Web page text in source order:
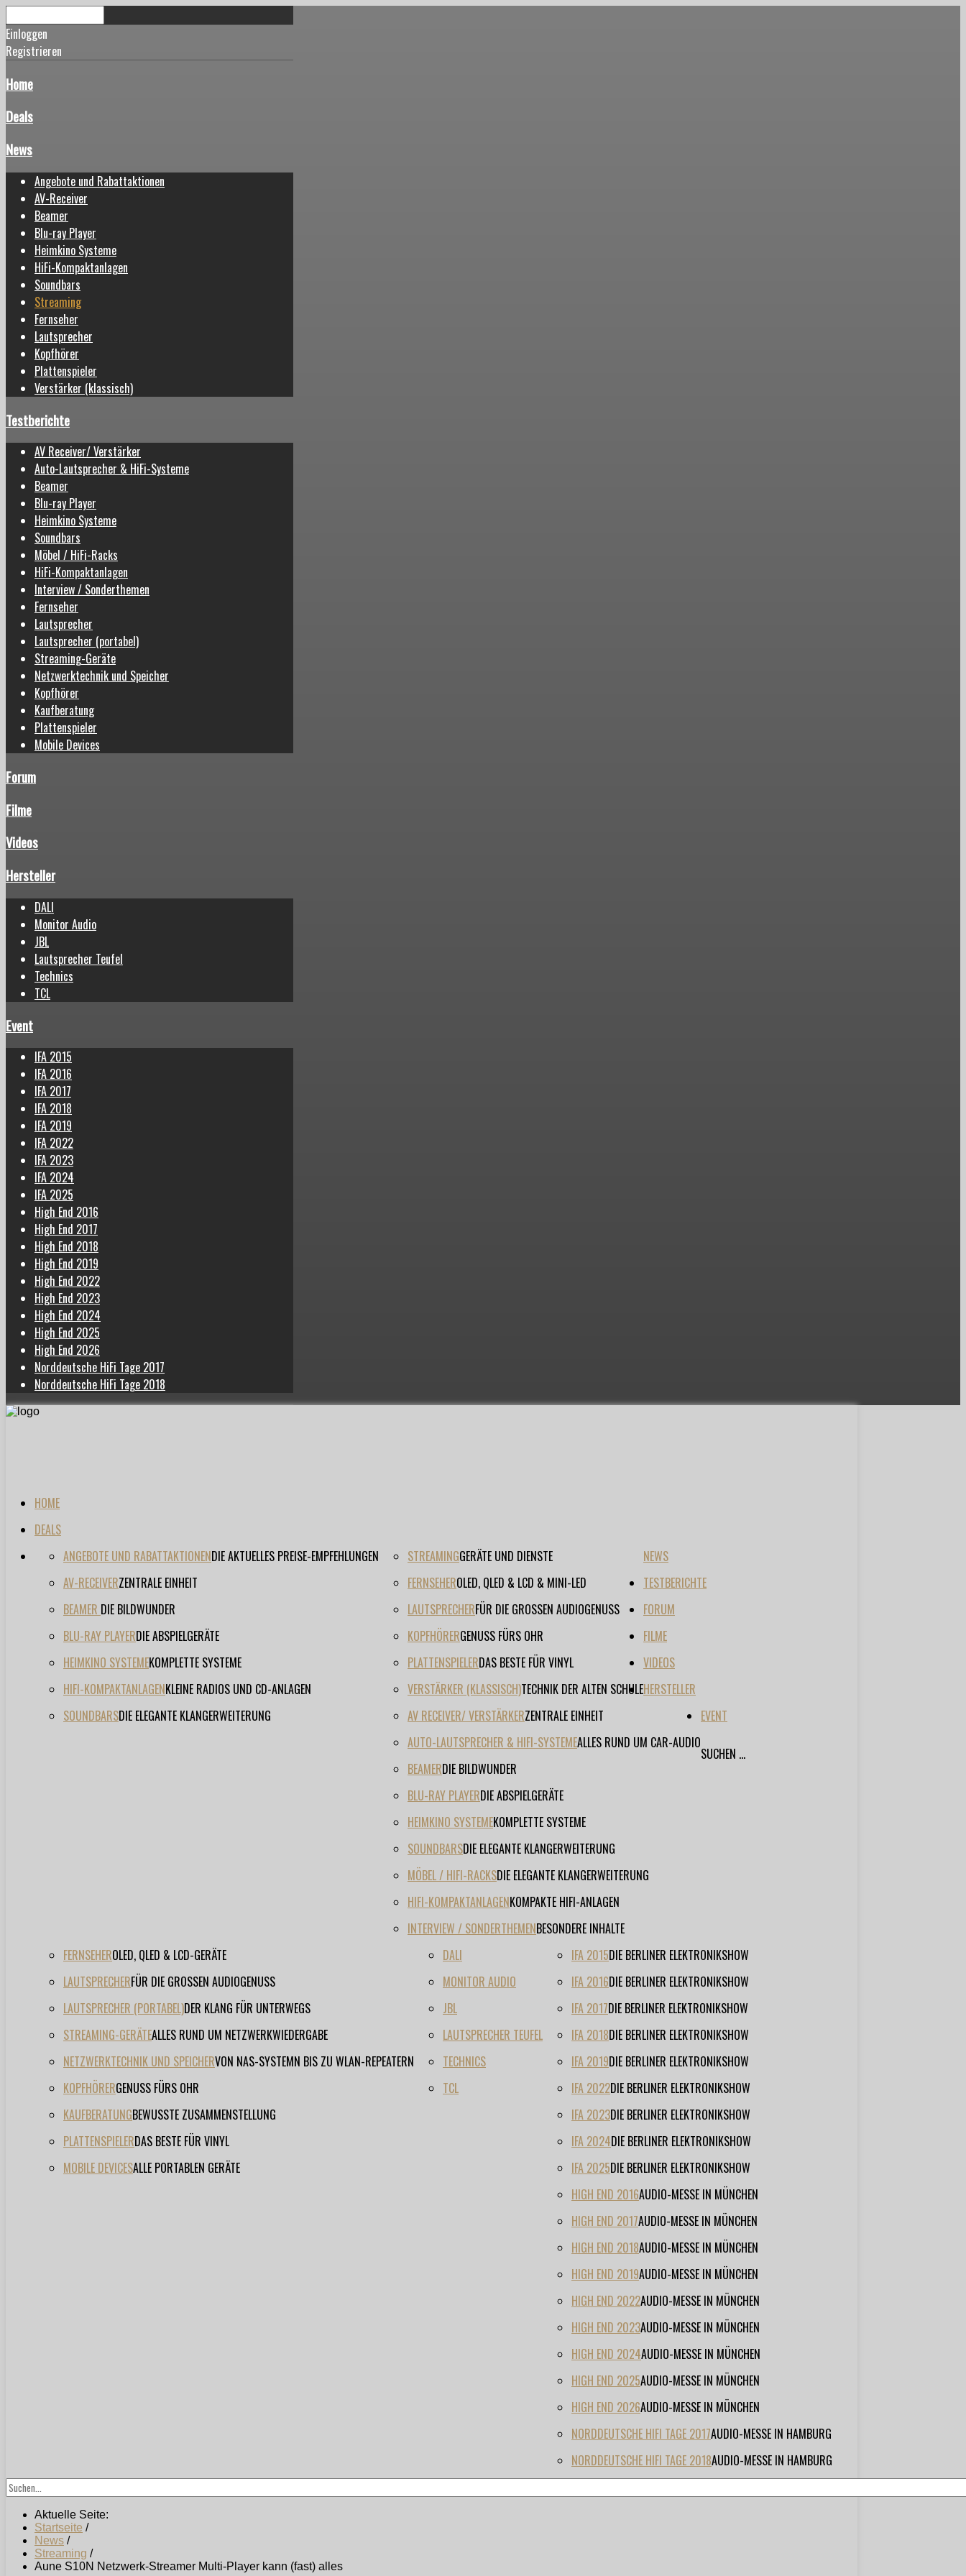
Einloggen
Registrieren
Home
Deals
News
Angebote und Rabattaktionen
AV-Receiver
Beamer
Blu-ray Player
Heimkino Systeme
HiFi-Kompaktanlagen
Soundbars
Streaming
Fernseher
Lautsprecher
Kopfhörer
Plattenspieler
Verstärker (klassisch)
Testberichte
AV Receiver/ Verstärker
Auto-Lautsprecher & HiFi-Systeme
Beamer
Blu-ray Player
Heimkino Systeme
Soundbars
Möbel / HiFi-Racks
HiFi-Kompaktanlagen
Interview / Sonderthemen
Fernseher
Lautsprecher
Lautsprecher (portabel)
Streaming-Geräte
Netzwerktechnik und Speicher
Kopfhörer
Kaufberatung
Plattenspieler
Mobile Devices
Forum
Filme
Videos
Hersteller
DALI
Monitor Audio
JBL
Lautsprecher Teufel
Technics
TCL
Event
IFA 2015
IFA 2016
IFA 2017
IFA 2018
IFA 2019
IFA 2022
IFA 2023
IFA 2024
IFA 2025
High End 2016
High End 2017
High End 2018
High End 2019
High End 2022
High End 2023
High End 2024
High End 2025
High End 2026
Norddeutsche HiFi Tage 2017
Norddeutsche HiFi Tage 2018
HOME
DEALS
NEWS
ANGEBOTE UND RABATTAKTIONENDIE AKTUELLES PREISE-EMPFEHLUNGEN
AV-RECEIVERZENTRALE EINHEIT
BEAMER DIE BILDWUNDER
BLU-RAY PLAYERDIE ABSPIELGERÄTE
HEIMKINO SYSTEMEKOMPLETTE SYSTEME
HIFI-KOMPAKTANLAGENKLEINE RADIOS UND CD-ANLAGEN
SOUNDBARSDIE ELEGANTE KLANGERWEITERUNG
STREAMINGGERÄTE UND DIENSTE
FERNSEHEROLED, QLED & LCD & MINI-LED
LAUTSPRECHERFÜR DIE GROSSEN AUDIOGENUSS
KOPFHÖRERGENUSS FÜRS OHR
PLATTENSPIELERDAS BESTE FÜR VINYL
VERSTÄRKER (KLASSISCH)TECHNIK DER ALTEN SCHULE
TESTBERICHTE
AV RECEIVER/ VERSTÄRKERZENTRALE EINHEIT
AUTO-LAUTSPRECHER & HIFI-SYSTEMEALLES RUND UM CAR-AUDIO
BEAMERDIE BILDWUNDER
BLU-RAY PLAYERDIE ABSPIELGERÄTE
HEIMKINO SYSTEMEKOMPLETTE SYSTEME
SOUNDBARSDIE ELEGANTE KLANGERWEITERUNG
MÖBEL / HIFI-RACKSDIE ELEGANTE KLANGERWEITERUNG
HIFI-KOMPAKTANLAGENKOMPAKTE HIFI-ANLAGEN
INTERVIEW / SONDERTHEMENBESONDERE INHALTE
FERNSEHEROLED, QLED & LCD-GERÄTE
LAUTSPRECHERFÜR DIE GROSSEN AUDIOGENUSS
LAUTSPRECHER (PORTABEL)DER KLANG FÜR UNTERWEGS
STREAMING-GERÄTEALLES RUND UM NETZWERKWIEDERGABE
NETZWERKTECHNIK UND SPEICHERVON NAS-SYSTEMN BIS ZU WLAN-REPEATERN
KOPFHÖRERGENUSS FÜRS OHR
KAUFBERATUNGBEWUSSTE ZUSAMMENSTELLUNG
PLATTENSPIELERDAS BESTE FÜR VINYL
MOBILE DEVICESALLE PORTABLEN GERÄTE
FORUM
FILME
VIDEOS
HERSTELLER
DALI
MONITOR AUDIO
JBL
LAUTSPRECHER TEUFEL
TECHNICS
TCL
EVENT
IFA 2015DIE BERLINER ELEKTRONIKSHOW
IFA 2016DIE BERLINER ELEKTRONIKSHOW
IFA 2017DIE BERLINER ELEKTRONIKSHOW
IFA 2018DIE BERLINER ELEKTRONIKSHOW
IFA 2019DIE BERLINER ELEKTRONIKSHOW
IFA 2022DIE BERLINER ELEKTRONIKSHOW
IFA 2023DIE BERLINER ELEKTRONIKSHOW
IFA 2024DIE BERLINER ELEKTRONIKSHOW
IFA 2025DIE BERLINER ELEKTRONIKSHOW
HIGH END 2016AUDIO-MESSE IN MÜNCHEN
HIGH END 2017AUDIO-MESSE IN MÜNCHEN
HIGH END 2018AUDIO-MESSE IN MÜNCHEN
HIGH END 2019AUDIO-MESSE IN MÜNCHEN
HIGH END 2022AUDIO-MESSE IN MÜNCHEN
HIGH END 2023AUDIO-MESSE IN MÜNCHEN
HIGH END 2024AUDIO-MESSE IN MÜNCHEN
HIGH END 2025AUDIO-MESSE IN MÜNCHEN
HIGH END 2026AUDIO-MESSE IN MÜNCHEN
NORDDEUTSCHE HIFI TAGE 2017AUDIO-MESSE IN HAMBURG
NORDDEUTSCHE HIFI TAGE 2018AUDIO-MESSE IN HAMBURG
SUCHEN ...
Aktuelle Seite:
Startseite /
News /
Streaming /
Aune S10N Netzwerk-Streamer Multi-Player kann (fast) alles